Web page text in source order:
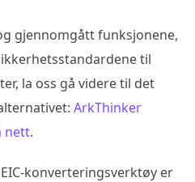
gjennomgått funksjonene,
til
la oss gå videre til det
ArkThinker
nett.
konverteringsverktøy er